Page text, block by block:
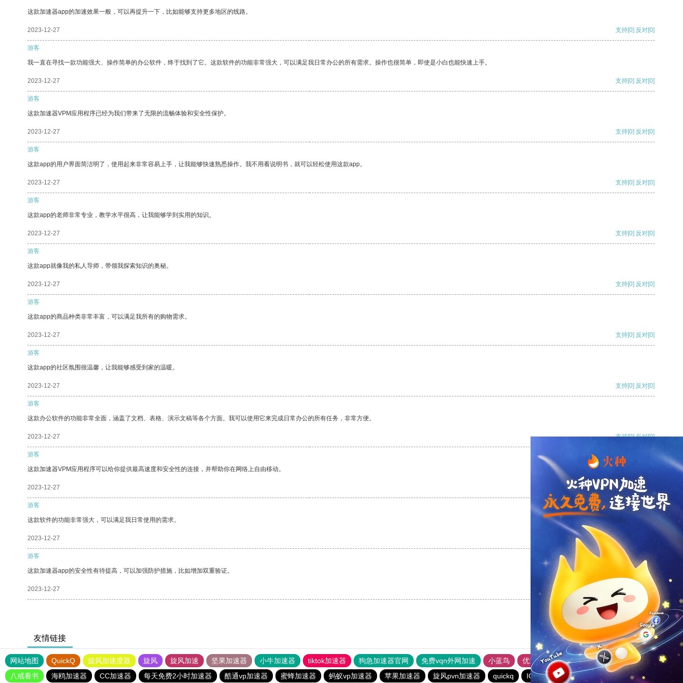
这款加速器app的加速效果一般，可以再提升一下，比如能够支持更多地区的线路。
2023-12-27 支持[0] 反对[0]
游客
我一直在寻找一款功能强大、操作简单的办公软件，终于找到了它。这款软件的功能非常强大，可以满足我日常办公的所有需求。操作也很简单，即使是小白也能快速上手。
2023-12-27 支持[0] 反对[0]
游客
这款加速器VPM应用程序已经为我们带来了无限的流畅体验和安全性保护。
2023-12-27 支持[0] 反对[0]
游客
这款app的用户界面简洁明了，使用起来非常容易上手，让我能够快速熟悉操作。我不用看说明书，就可以轻松使用这款app。
2023-12-27 支持[0] 反对[0]
游客
这款app的老师非常专业，教学水平很高，让我能够学到实用的知识。
2023-12-27 支持[0] 反对[0]
游客
这款app就像我的私人导师，带领我探索知识的奥秘。
2023-12-27 支持[0] 反对[0]
游客
这款app的商品种类非常丰富，可以满足我所有的购物需求。
2023-12-27 支持[0] 反对[0]
游客
这款app的社区氛围很温馨，让我能够感受到家的温暖。
2023-12-27 支持[0] 反对[0]
游客
这款办公软件的功能非常全面，涵盖了文档、表格、演示文稿等各个方面。我可以使用它来完成日常办公的所有任务，非常方便。
2023-12-27 支持[0] 反对[0]
游客
这款加速器VPM应用程序可以给你提供最高速度和安全性的连接，并帮助你在网络上自由移动。
2023-12-27 支持[0] 反对
游客
这款软件的功能非常强大，可以满足我日常使用的需求。
2023-12-27 支持
游客
这款加速器app的安全性有待提高，可以加强防护措施，比如增加双重验证。
2023-12-27 支持 反对 [0]
友情链接
网站地图 QuickQ 旋风加速度器 旋风 旋风加速 坚果加速器 小牛加速器 tiktok加速器 狗急加速器官网 免费vqn外网加速 小蓝鸟 优途加速器官网 风驰加速器
旋风加速器
八戒看书
海鸥加速器 CC加速器 每天免费2小时加速器 酷通vp加速器 蜜蜂加速器 蚂蚁vp加速器 苹果加速器 旋风pvn加速器 quickq IOS-VPN 油管加速器永久免费版